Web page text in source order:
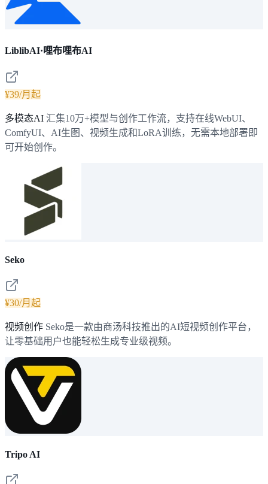
LiblibAI·哩布哩布AI
¥39/月起
多模态AI 汇集10万+模型与创作工作流，支持在线WebUI、
ComfyUI、AI生图、视频生成和LoRA训练，无需本地部署即
可开始创作。
Seko
¥30/月起
视频创作 Seko是一款由商汤科技推出的AI短视频创作平台，
让零基础用户也能轻松生成专业级视频。
Tripo AI